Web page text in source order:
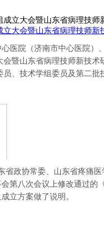
大会暨山东省病理技师
医院（济南市中心医院
暨山东省病理技师新技
、技术学组委员及第二
政协常委、山东省疼痛
第八次会议上修改通过
立方案做了说明。